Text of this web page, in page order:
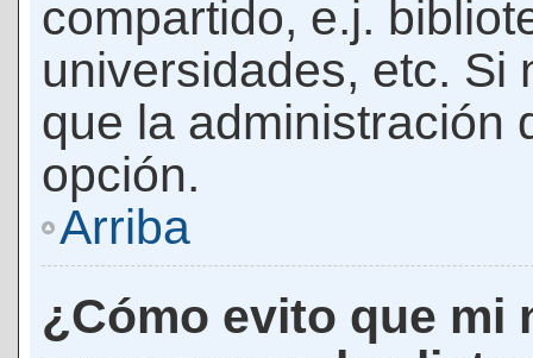
compartido, e.j.
universidades, etc. Si
que la administración
opción.
Arriba
¿Cómo evito que mi